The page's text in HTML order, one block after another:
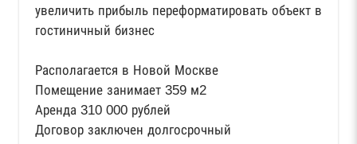
увеличить прибыль переформатировать объект в
гостиничный бизнес
Располагается в Новой Москве
Помещение занимает 359 м2
Аренда 310 000 рублей
Договор заключен долгосрочный